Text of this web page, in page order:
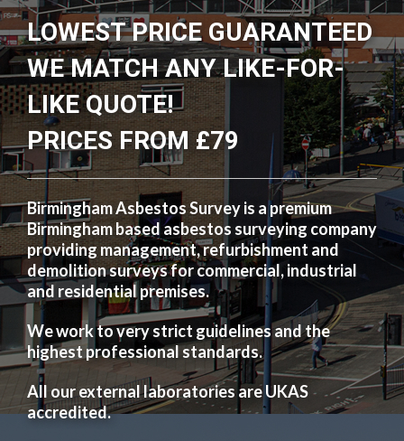
LOWEST PRICE GUARANTEED
WE MATCH ANY LIKE-FOR-
LIKE QUOTE!
PRICES FROM £79
Birmingham Asbestos Survey is a premium
Birmingham based asbestos surveying company
providing management, refurbishment and
demolition surveys for commercial, industrial
and residential premises.
We work to very strict guidelines and the
highest professional standards.
All our external laboratories are UKAS
accredited.